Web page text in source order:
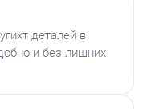
деталей в
и без лишних